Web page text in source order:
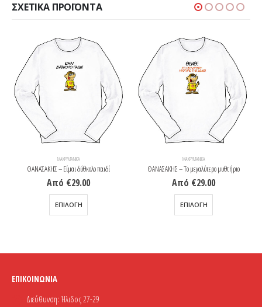
ΣΧΕΤΙΚΆ ΠΡΟΪΌΝΤΑ
ΜΑΚΡΥΜΆΝΙΚΑ
ΘΑΝΑΣΑΚΗΣ – Το μεγαλύτερο μυθτήριο
Από €29.00
ΕΠΙΛΟΓΉ
Αυτό το προϊόν έχει πολλαπλές παραλλαγές. Οι επιλογές μπορούν να επιλεγούν στη σελίδα του προϊόντος
T-SHIRTS
ΘΑΝΑΣΑΚΗΣ – Το μεγαλύτερο μυθτήριο
Από €21.00
ΕΠΙΛΟΓΉ
Αυτό το προϊόν έχει πολλαπλές παραλλαγές. Οι επιλογές μπορούν να επιλεγούν στη σελίδα του προϊόντος
ΕΠΙΚΟΙΝΩΝΊΑ
Διεύθυνση: Ήλιδος 27-29